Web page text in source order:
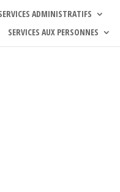
ADMINISTRATIFS
SERVICES AUX PERSONNES